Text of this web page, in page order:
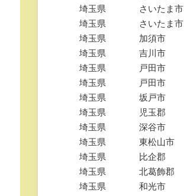
埼玉県
さいたま市
埼玉県
さいたま市
埼玉県
加須市
埼玉県
吉川市
埼玉県
戸田市
埼玉県
戸田市
埼玉県
坂戸市
埼玉県
児玉郡
埼玉県
深谷市
埼玉県
東松山市
埼玉県
比企郡
埼玉県
北葛飾郡
埼玉県
和光市